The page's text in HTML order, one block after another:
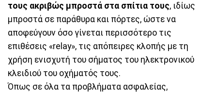
τους ακριβώς μπροστά στα σπίτια τους, ιδίως
μπροστά σε παράθυρα και πόρτες, ώστε να
αποφεύγουν όσο γίνεται περισσότερο τις
επιθέσεις «relay», τις απόπειρες κλοπής με τη
χρήση ενισχυτή του σήματος του ηλεκτρονικού
κλειδιού του οχήματός τους.
Όπως σε όλα τα προβλήματα ασφαλείας,